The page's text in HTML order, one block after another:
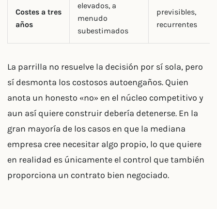
Costes a tres
años
elevados, a
menudo
subestimados
previsibles,
recurrentes
La parrilla no resuelve la decisión por sí sola, pero
sí desmonta los costosos autoengaños. Quien
anota un honesto «no» en el núcleo competitivo y
aun así quiere construir debería detenerse. En la
gran mayoría de los casos en que la mediana
empresa cree necesitar algo propio, lo que quiere
en realidad es únicamente el control que también
proporciona un contrato bien negociado.